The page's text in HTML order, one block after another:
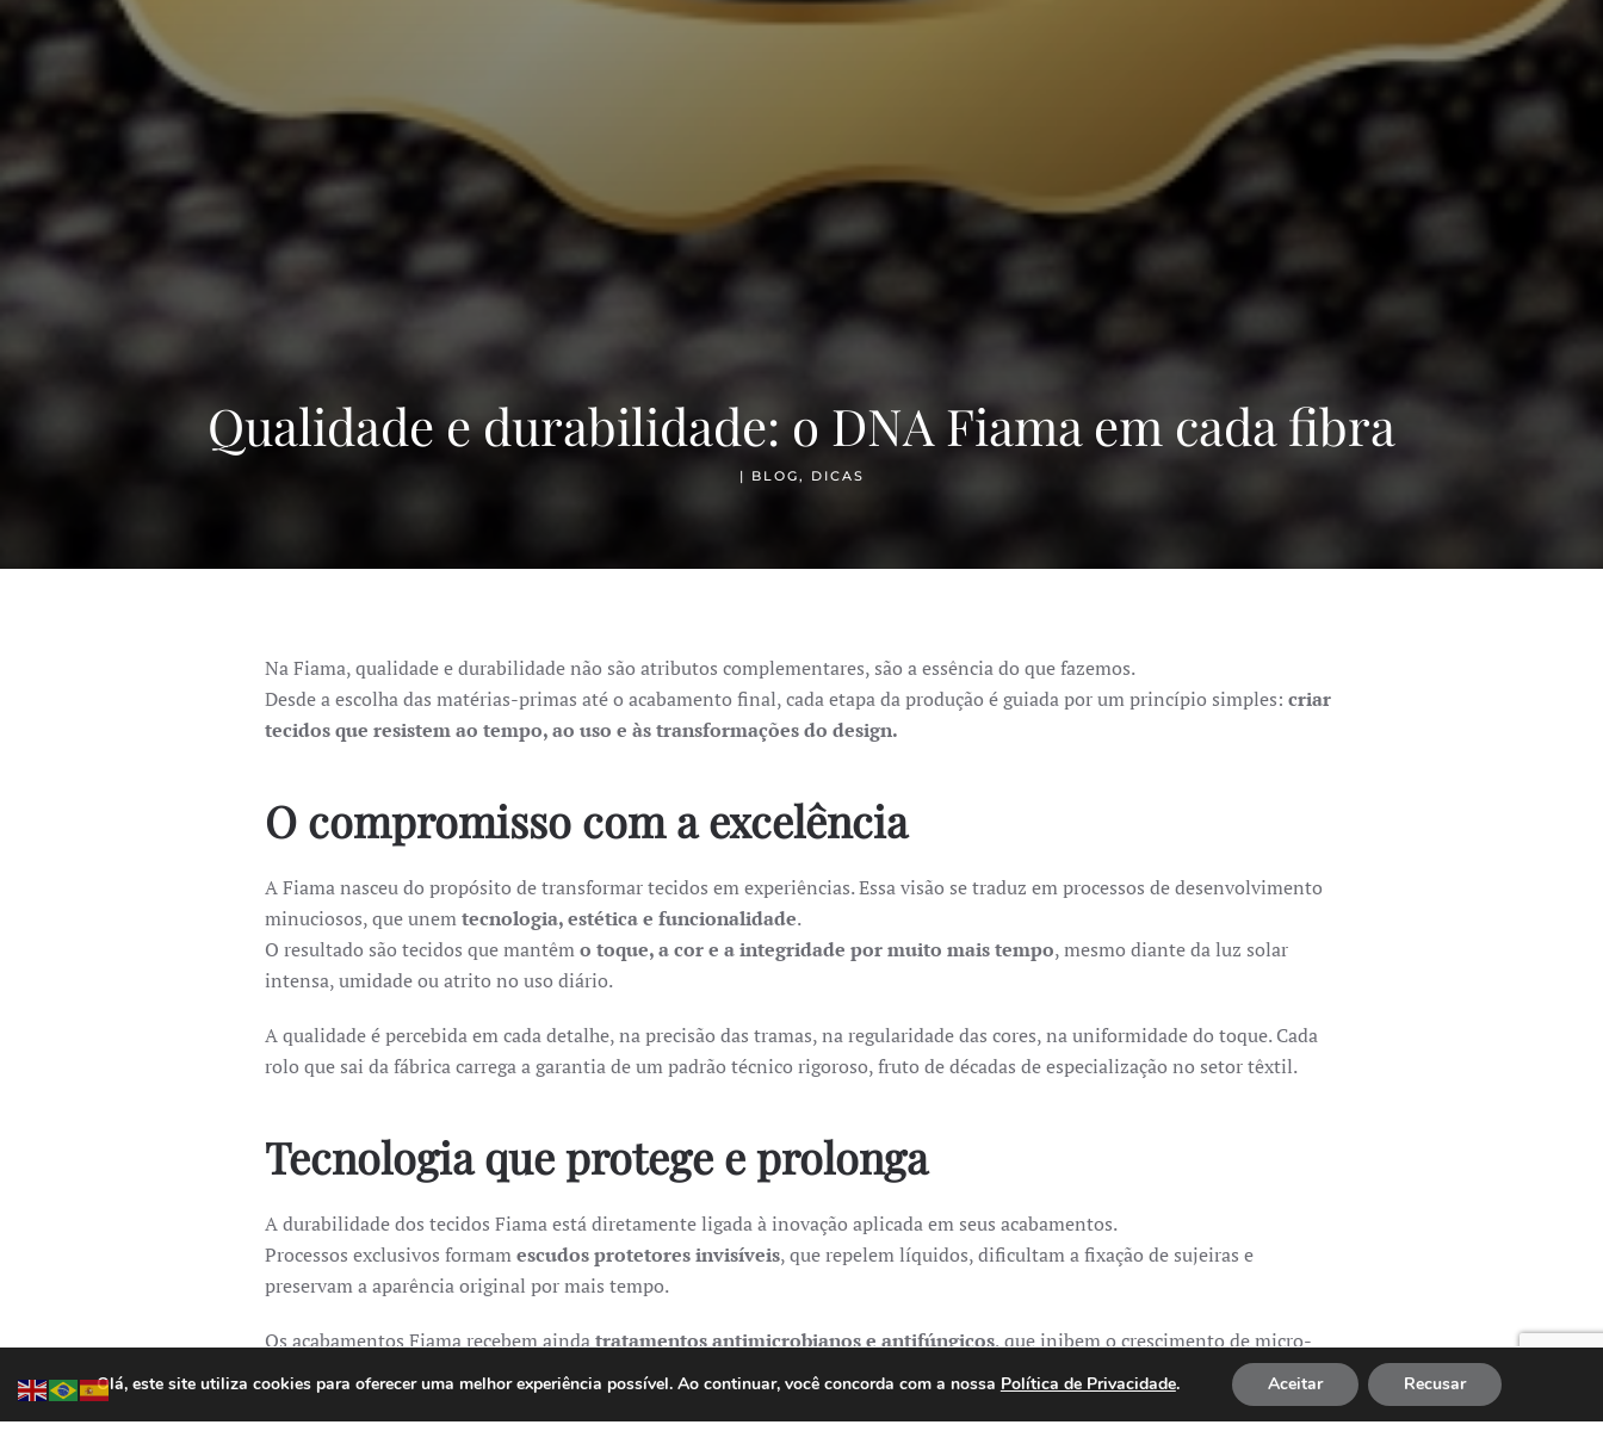
Qualidade e durabilidade: o DNA Fiama em cada fibra
| BLOG , DICAS
Na Fiama, qualidade e durabilidade não são atributos complementares, são a essência do que fazemos.
Desde a escolha das matérias-primas até o acabamento final, cada etapa da produção é guiada por um princípio simples: criar
tecidos que resistem ao tempo, ao uso e às transformações do design.
O compromisso com a excelência
A Fiama nasceu do propósito de transformar tecidos em experiências. Essa visão se traduz em processos de desenvolvimento
minuciosos, que unemtecnologia, estética e funcionalidade.
O resultado são tecidos que mantêmo toque, a cor e a integridade por muito mais tempo, mesmo diante da luz solar
intensa, umidade ou atrito no uso diário.
A qualidade é percebida em cada detalhe, na precisão das tramas, na regularidade das cores, na uniformidade do toque. Cada
rolo que sai da fábrica carrega a garantia de um padrão técnico rigoroso, fruto de décadas de especialização no setor têxtil.
Tecnologia que protege e prolonga
A durabilidade dos tecidos Fiama está diretamente ligada à inovação aplicada em seus acabamentos.
Processos exclusivos formamescudos protetores invisíveis, que repelem líquidos, dificultam a fixação de sujeiras e
preservam a aparência original por mais tempo.
Os acabamentos Fiama recebem ainda tratamentos antimicrobianos e antifúngicos, que inibem o crescimento de micro-
organismos responsáveis por odores e manchas.
Essa tecnologia estende a vida útil do tecido e mantém o ambiente mais limpo, seguro e saudável, sem comprometer o toque
Olá, este site utiliza cookies para oferecer uma melhor experiência possível. Ao continuar, você concorda com a nossa Política de Privacidade. Aceitar Recusar